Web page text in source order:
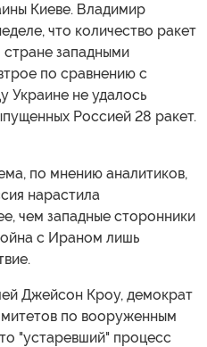
Киеве. Владимир
что количество ракет
западными
по сравнению с
Украине не удалось
Россией 28 ракет.
по мнению аналитиков,
нарастила
чем западные сторонники
с Ираном лишь
Джейсон Кроу, демократ
по вооруженным
"устаревший" процесс